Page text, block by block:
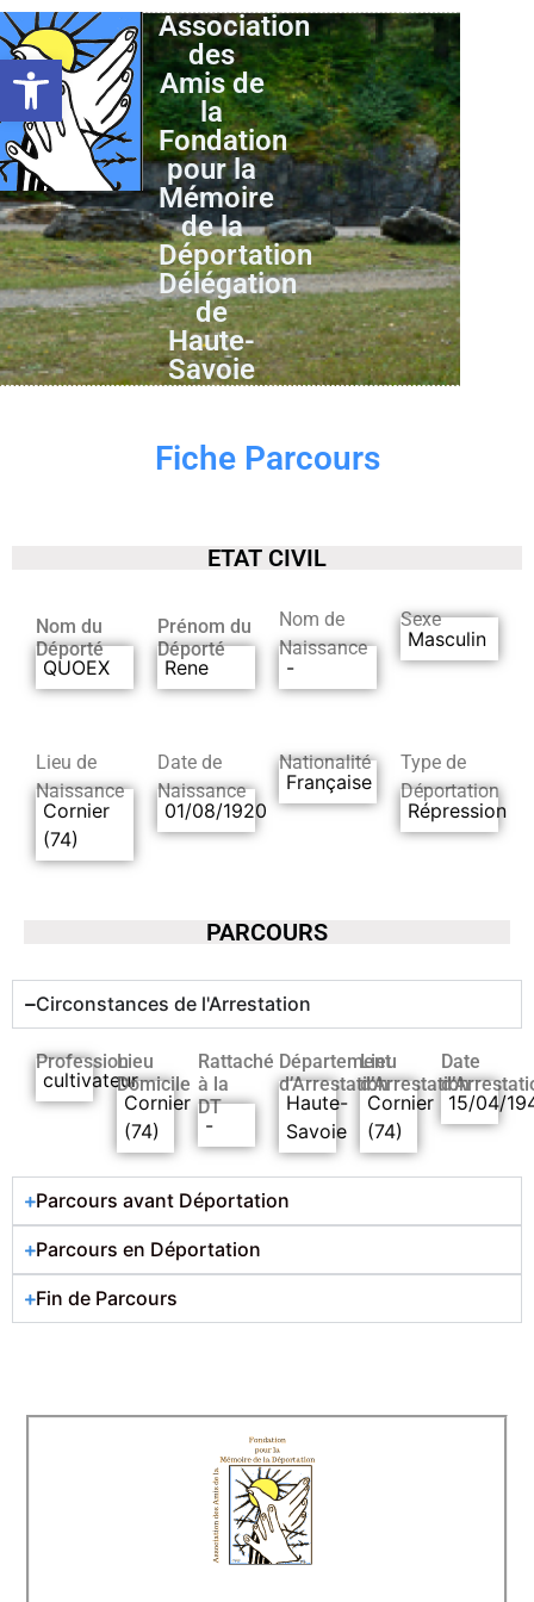
Ouvrir la barre d’outils
Association
des
Amis de
la
Fondation
pour la
Mémoire
de la
Déportation
Délégation
de
Haute-
Savoie
Fiche Parcours
ETAT CIVIL
Nom du
Déporté
QUOEX
Prénom du
Déporté
Rene
Nom de
Naissance
-
Sexe
Masculin
Lieu de
Naissance
Cornier
(74)
Date de
Naissance
01/08/1920
Nationalité
Française
Type de
Déportation
Répression
PARCOURS
Circonstances de l'Arrestation
Profession
cultivateur
Lieu
Domicile
Cornier
(74)
Rattaché
à la
DT
-
Département
d’Arrestation
Haute-
Savoie
Lieu
d’Arrestation
Cornier
(74)
Date
15/04/
Parcours avant Déportation
Parcours en Déportation
Fin de Parcours